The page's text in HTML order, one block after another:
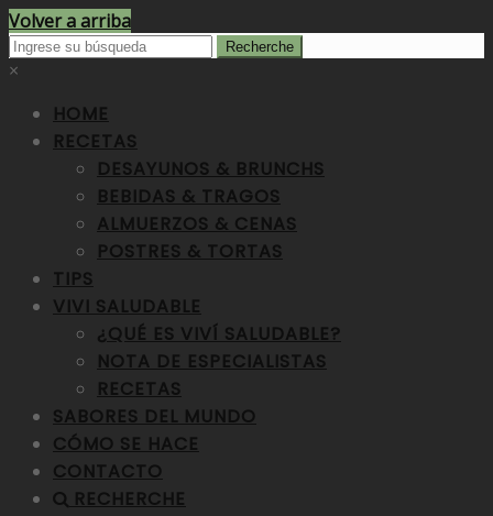
Volver a arriba
×
HOME
RECETAS
DESAYUNOS & BRUNCHS
BEBIDAS & TRAGOS
ALMUERZOS & CENAS
POSTRES & TORTAS
TIPS
VIVI SALUDABLE
¿QUÉ ES VIVÍ SALUDABLE?
NOTA DE ESPECIALISTAS
RECETAS
SABORES DEL MUNDO
CÓMO SE HACE
CONTACTO
RECHERCHE